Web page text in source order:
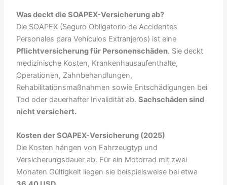
Was deckt die SOAPEX-Versicherung ab?
Die SOAPEX (Seguro Obligatorio de Accidentes
Personales para Vehículos Extranjeros) ist eine
Pflichtversicherung für Personenschäden. Sie deckt
medizinische Kosten, Krankenhausaufenthalte,
Operationen, Zahnbehandlungen,
Rehabilitationsmaßnahmen sowie Entschädigungen bei
Tod oder dauerhafter Invalidität ab.Sachschäden sind
nicht versichert.
Kosten der SOAPEX-Versicherung (2025)
Die Kosten hängen von Fahrzeugtyp und
Versicherungsdauer ab. Für ein Motorrad mit zwei
Monaten Gültigkeit liegen sie beispielsweise bei etwa